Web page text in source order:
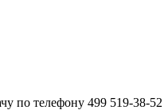
по телефону 499 519-38-52